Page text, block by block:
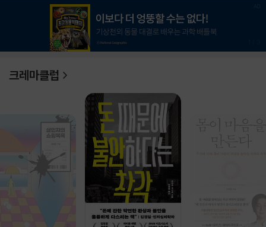
크레마클럽